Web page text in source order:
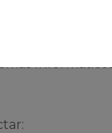
y Automáticas ·
· Online